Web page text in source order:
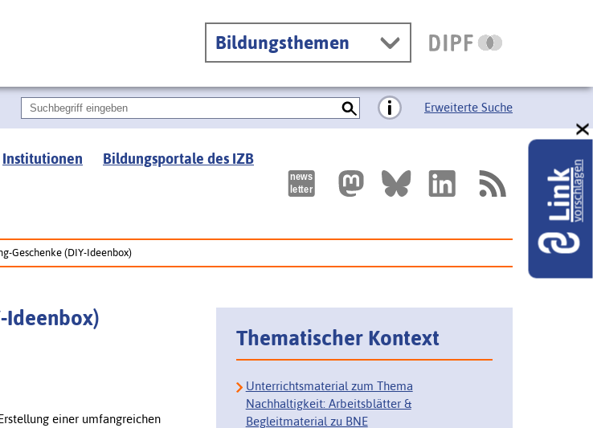
Bildungsthemen
Erweiterte Suche
Institutionen Bildungsportale des IZB
Geschenke (DIY-Ideenbox)
Ideenbox)
einer umfangreichen
Thematischer Kontext
Unterrichtsmaterial zum Thema
Nachhaltigkeit: Arbeitsblätter &
Begleitmaterial zu BNE
Linkvorschlagen